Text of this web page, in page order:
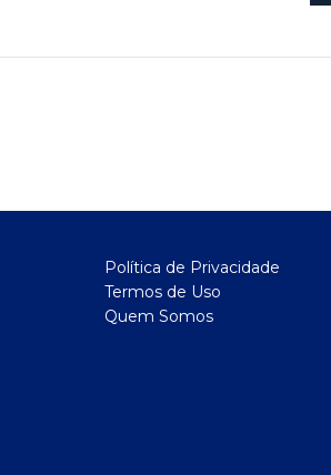
Política de Privacidade
Termos de Uso
Quem Somos